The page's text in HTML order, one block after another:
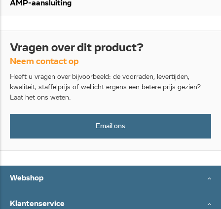
AMP-aansluiting
Vragen over dit product?
Neem contact op
Heeft u vragen over bijvoorbeeld: de voorraden, levertijden,
kwaliteit, staffelprijs of wellicht ergens een betere prijs gezien?
Laat het ons weten.
Email ons
Webshop
Klantenservice